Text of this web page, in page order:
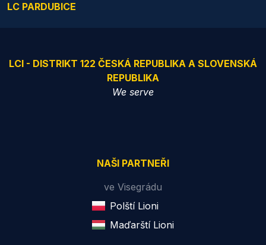
LC PARDUBICE
LCI - DISTRIKT 122 ČESKÁ REPUBLIKA A SLOVENSKÁ
REPUBLIKA
We serve
NAŠI PARTNEŘI
ve Visegrádu
Polští Lioni
Maďarští Lioni